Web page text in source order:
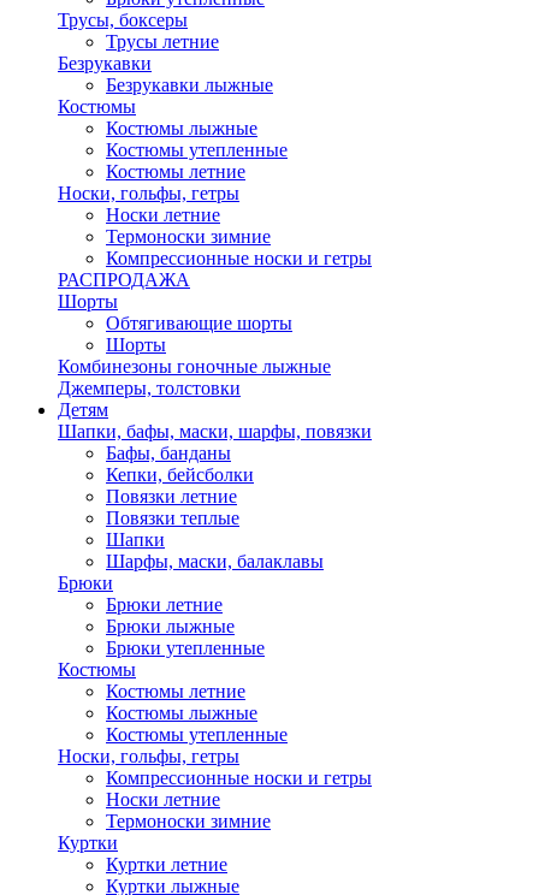
Трусы, боксеры
Трусы летние
Безрукавки
Безрукавки лыжные
Костюмы
Костюмы лыжные
Костюмы утепленные
Костюмы летние
Носки, гольфы, гетры
Носки летние
Термоноски зимние
Компрессионные носки и гетры
РАСПРОДАЖА
Шорты
Обтягивающие шорты
Шорты
Комбинезоны гоночные лыжные
Джемперы, толстовки
Детям
Шапки, бафы, маски, шарфы, повязки
Бафы, банданы
Кепки, бейсболки
Повязки летние
Повязки теплые
Шапки
Шарфы, маски, балаклавы
Брюки
Брюки летние
Брюки лыжные
Брюки утепленные
Костюмы
Костюмы летние
Костюмы лыжные
Костюмы утепленные
Носки, гольфы, гетры
Компрессионные носки и гетры
Носки летние
Термоноски зимние
Куртки
Куртки летние
Куртки лыжные